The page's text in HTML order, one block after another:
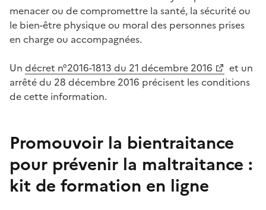
menacer ou de compromettre la santé, la sécurité ou
le bien-être physique ou moral des personnes prises
en charge ou accompagnées.
Un décret n°2016-1813 du 21 décembre 2016
et un
arrêté du 28 décembre 2016 précisent les conditions
de cette information.
Promouvoir la bientraitance
pour prévenir la maltraitance :
kit de formation en ligne